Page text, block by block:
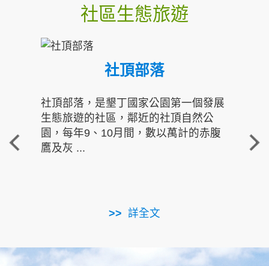
社區生態旅遊
社頂部落
社頂部落，是墾丁國家公園第一個發展
生態旅遊的社區，鄰近的社頂自然公
園，每年9、10月間，數以萬計的赤腹
鷹及灰 ...
詳全文
重
走進